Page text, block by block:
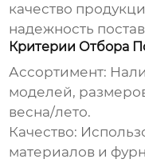
качество
надежность
Критерии Отбора
Ассортимент:
моделей,
весна/лето.
Качество:
материалов и